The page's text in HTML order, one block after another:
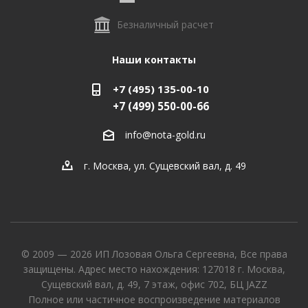
Безналичный расчет
Наши контакты
+7 (495) 135-00-10
+7 (499) 550-00-66
info@nota-gold.ru
г. Москва, ул. Сущевский вал, д. 49
© 2009 — 2026 ИП Лозовая Ольга Сергеевна, Все права
защищены. Адрес место нахождения: 127018 г. Москва,
Сущевский вал, д. 49, 7 этаж, офис 702, БЦ JAZZ
Полное или частичное воспроизведение материалов